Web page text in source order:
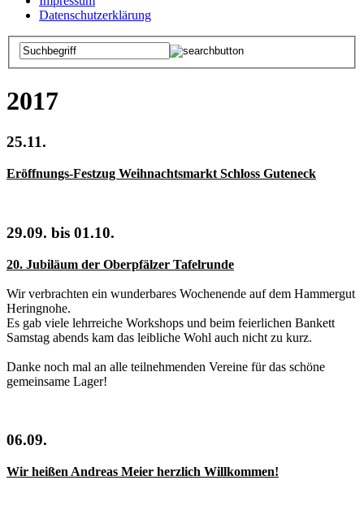
Datenschutzerklärung
2017
25.11.
Eröffnungs-Festzug Weihnachtsmarkt Schloss Guteneck
29.09. bis 01.10.
20. Jubiläum der Oberpfälzer Tafelrunde
Wir verbrachten ein wunderbares Wochenende auf dem Hammergut
Heringnohe.
Es gab viele lehrreiche Workshops und beim feierlichen Bankett
Samstag abends kam das leibliche Wohl auch nicht zu kurz.
Danke noch mal an alle teilnehmenden Vereine für das schöne
gemeinsame Lager!
06.09.
Wir heißen Andreas Meier herzlich Willkommen!